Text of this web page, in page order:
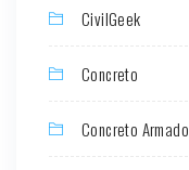
CivilGeek
Concreto
Concreto Armado